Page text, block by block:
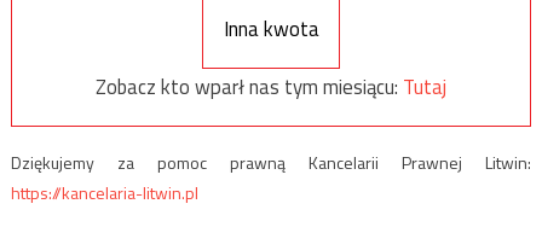
Inna kwota
Zobacz kto wparł nas tym miesiącu: Tutaj
Dziękujemy za pomoc prawną Kancelarii Prawnej Litwin:
https://kancelaria-litwin.pl